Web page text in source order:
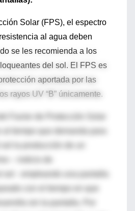
Solar (FPS), el espectro
al agua deben
se les recomienda a los
del sol. El FPS es
aportada por las
rayos UV “B” únicamente.
al tiempo que demanda para
con el tiempo en que